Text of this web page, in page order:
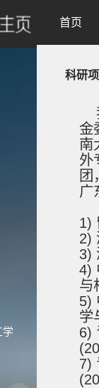
学
首页
科研
金
南
外
团
广
1)
2)
3)
4)
与
5)
学
6)
7)